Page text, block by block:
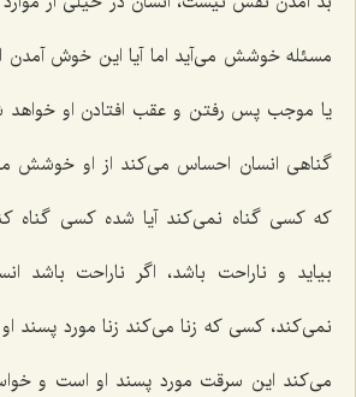
مسئله خوشش می‌آید اما آیا این خوش آمدن
یا موجب پس رفتن و عقب افتادن او
گناهی انسان احساس می‌کند از او خوشش
که کسی گناه نمی‌کند آیا شده کسی گناه
بیاید و ناراحت باشد، اگر ناراحت باشد
نمی‌کند، کسی که زنا می‌کند زنا مورد
می‌کند این سرقت مورد پسند او است و